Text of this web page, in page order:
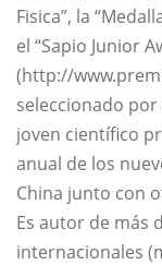
Fisica”, la
el “Sapio Junior
(http://
seleccionado
joven científico
anual de los
China junto con
Es autor de más
internacionales